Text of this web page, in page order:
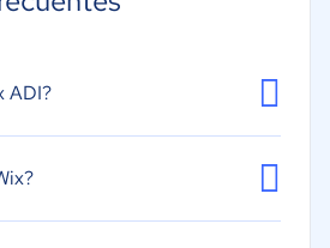
de acceso
colaboración
ADI?